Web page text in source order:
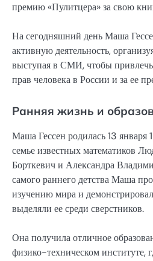
премию «Пулитцера» за свою
На сегодняшний день Маша
активную деятельность,
выступая в СМИ, чтобы
прав человека в России и за ее
Ранняя жизнь и
Маша Гессен родилась 13 января
семье известных математиков
Борткевич и Александра
самого раннего детства Маша
изучению мира и
выделяли ее среди сверстников.
Она получила отличное
физико-техническом институте,